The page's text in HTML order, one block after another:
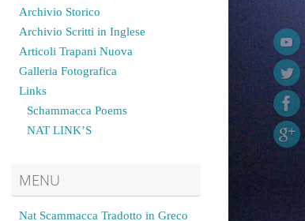
Archivio Storico
Archivio Scritti in Inglese
Articoli Trapani Nuova
Galleria Fotografica
Links
Schammacca Poems
NAT LINK’S
MENU
Nat Scammacca Tradotto in Greco